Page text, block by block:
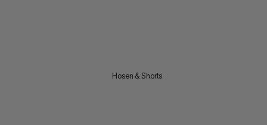
Hosen & Shorts